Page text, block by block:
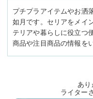
プチプラアイテムやお洒
如月です。セリアをメイ
テリアや暮らしに役立つ
商品や注目商品の情報を
あり
ライター